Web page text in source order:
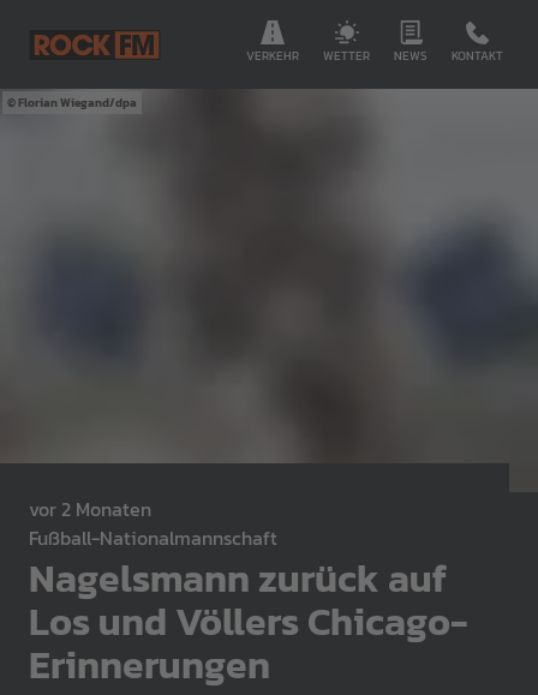
VERKEHR WETTER NEWS KONTAKT
Florian Wiegand/dpa
vor 2 Monaten
Fußball-Nationalmannschaft
Nagelsmann zurück auf
Los und Völlers Chicago-
Erinnerungen